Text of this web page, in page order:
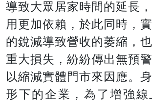
導致大眾居家時間的延長
用更加依賴，於此同時，
的銳減導致營收的萎縮，
重大損失，紛紛傳出無預
以縮減實體門市來因應。
形下的企業，為了增強